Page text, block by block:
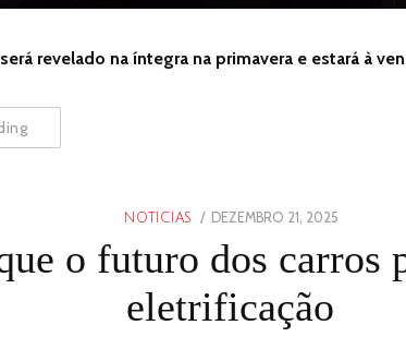
revelado na íntegra na primavera e estará à
NOTICIAS
POSTED
ON
DEZEMBRO 21, 2025
2025
o futuro dos carros
eletrificação